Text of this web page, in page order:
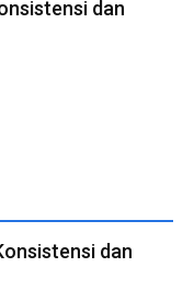
dan
dan